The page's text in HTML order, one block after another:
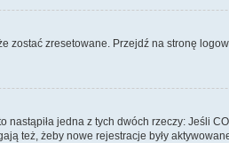
zostać zresetowane. Przejdź na stronę
jedna z tych dwóch rzeczy: Jeśli
też, żeby nowe rejestracje były